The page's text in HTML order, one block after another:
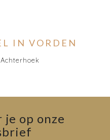
IN VORDEN
je op onze